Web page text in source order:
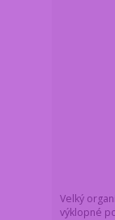
Velký
výklopné